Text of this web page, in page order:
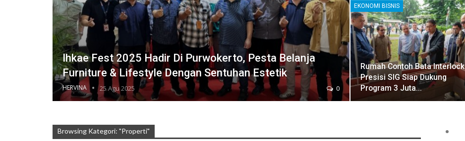
Ihkae Fest 2025 Hadir Di Purwokerto, Pesta Belanja
Furniture & Lifestyle Dengan Sentuhan Estetik
HERVINA 25 Agu 2025 0
EKONOMI BISNIS
Rumah Contoh Bata Interlock
Presisi SIG Siap Dukung
Program 3 Juta…
Browsing Kategori: "Properti"